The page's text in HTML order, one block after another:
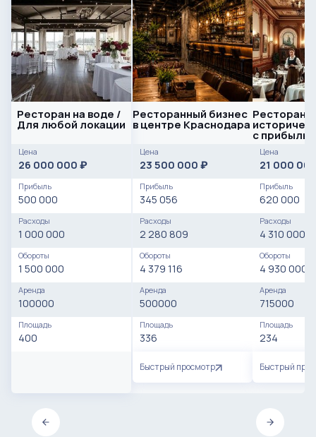
Ресторан на воде /
Для любой локации
Цена
26 000 000 ₽
Прибыль
500 000
Расходы
1 000 000
Обороты
1 500 000
Аренда
100000
Площадь
400
Ресторанный бизнес
в центре Краснодара
Цена
23 500 000 ₽
Прибыль
345 056
Расходы
2 280 809
Обороты
4 379 116
Аренда
500000
Площадь
336
Быстрый просмотр
Ресторан в
с
Цена
21 000
Прибыль
620 000
Расходы
4 310 000
Обороты
4 930 000
Аренда
715000
Площадь
234
Быстрый